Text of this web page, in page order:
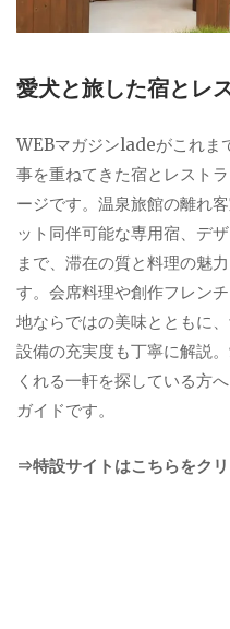
愛犬と旅した宿とレ
WEBマガジンladeがこれま
事を重ねてきた宿とレスト
ージです。温泉旅館の離れ
ット同伴可能な専用宿、デ
まで、滞在の質と料理の魅
す。会席料理や創作フレン
地ならではの美味とともに
設備の充実度も丁寧に解説
くれる一軒を探している方
ガイドです。
⇒特設サイトはこちらをクリ